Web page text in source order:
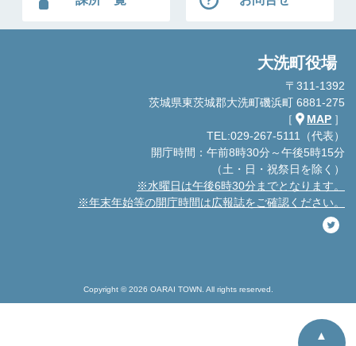
大洗町役場
〒311-1392
茨城県東茨城郡大洗町磯浜町 6881-275
［
MAP ］
TEL:029-267-5111（代表）
開庁時間：午前8時30分～午後5時15分
（土・日・祝祭日を除く）
※水曜日は午後6時30分までとなります。
※年末年始等の開庁時間は広報誌をご確認ください。
Copyright © 2026 OARAI TOWN. All rights reserved.